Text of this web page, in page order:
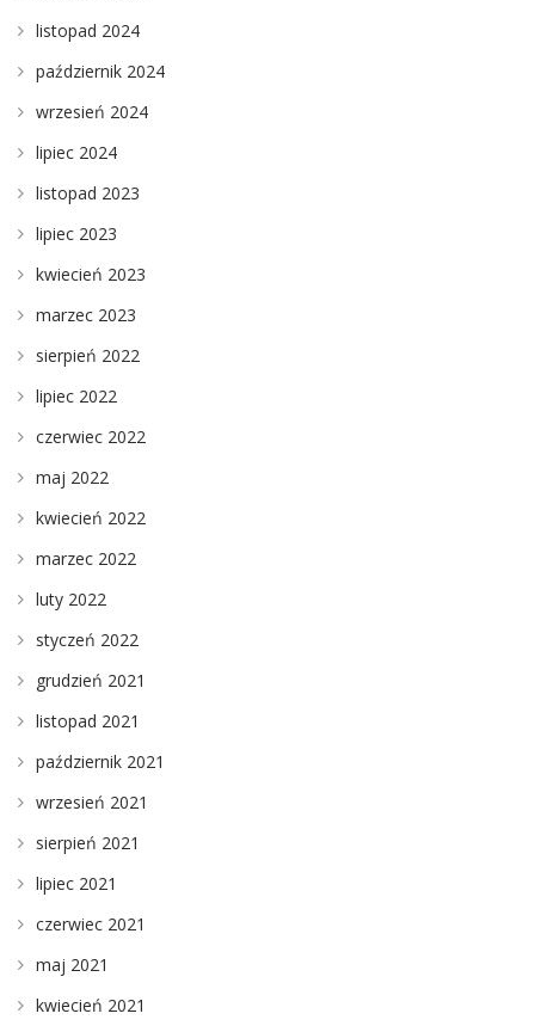
listopad 2024
październik 2024
wrzesień 2024
lipiec 2024
listopad 2023
lipiec 2023
kwiecień 2023
marzec 2023
sierpień 2022
lipiec 2022
czerwiec 2022
maj 2022
kwiecień 2022
marzec 2022
luty 2022
styczeń 2022
grudzień 2021
listopad 2021
październik 2021
wrzesień 2021
sierpień 2021
lipiec 2021
czerwiec 2021
maj 2021
kwiecień 2021